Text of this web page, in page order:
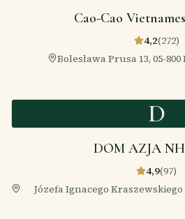
Cao-Cao
4,2(272)
Bolesława Prusa 13, 05-
D
DOM AZJA
4,9(97)
Józefa Ignacego Kraszewskiego